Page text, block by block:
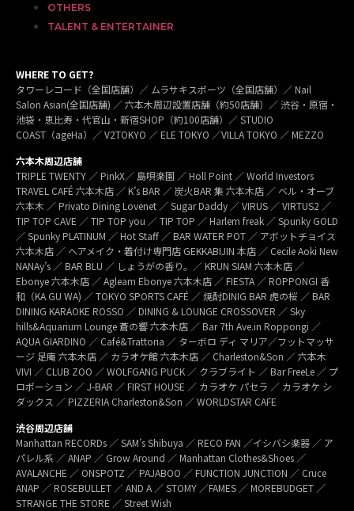
OTHERS
TALENT & ENTERTAINER
WHERE TO GET?
タワーレコード（全国店舗）／ ムラサキスポーツ（全国店舗）／ Nail
Salon Asian(全国店舗) ／ 六本木周辺設置店舗（約50店舗）／ 渋谷・原宿・
池袋・恵比寿・代官山・新宿SHOP（約100店舗）／ STUDIO
COAST（ageHa）／ V2TOKYO ／ ELE TOKYO ／VILLA TOKYO ／ MEZZO
六本木周辺店舗
TRIPLE TWENTY ／ PinkX／ 島唄楽園 ／ Holl Point ／ World Investors
TRAVEL CAFÉ 六本木店 ／ K’s BAR ／ 炭火BAR 集 六本木店 ／ ベル・オーブ
六本木 ／ Privato Dining Lovenet ／ Sugar Daddy ／ VIRUS ／ VIRTUS2 ／
TIP TOP CAVE ／ TIP TOP you ／ TIP TOP ／ Harlem freak ／ Spunky GOLD
／ Spunky PLATINUM ／ Hot Staff ／ BAR WATER POT ／ アボットチョイス
六本木店 ／ ヘアメイク・着付け専門店 GEKKABIJIN 本店 ／ Cecile Aoki New
NANAy’s ／ BAR BLU ／ しょうがの香り。／ KRUN SIAM 六本木店 ／
Ebonye 六本木店 ／ Agleam Ebonye 六本木店 ／ FIESTA ／ ROPPONGI 香
和（KA GU WA) ／ TOKYO SPORTS CAFÉ ／ 焼酎DINIG BAR 虎の桜 ／ BAR
DINING KARAOKE ROSSO ／ DINING & LOUNGE CROSSOVER ／ Sky
hills&Aquarium Lounge 蒼の響 六本木店 ／ Bar 7th Ave.in Roppongi ／
AQUA GIARDINO ／ Café&Trattoria ／ ターボロ ディ マリア／フットマッサ
ージ 足庵 六本木店 ／ カラオケ館 六本木店 ／ Charleston&Son ／ 六本木
VIVI ／ CLUB ZOO ／ WOLFGANG PUCK ／ クラブライト ／ Bar FreeLe ／ プ
ロポーション ／ J-BAR ／ FIRST HOUSE ／ カラオケ パセラ ／ カラオケ シ
ダックス ／ PIZZERIA Charleston&Son ／ WORLDSTAR CAFE
渋谷周辺店舗
Manhattan RECORDs ／ SAM’s Shibuya ／ RECO FAN ／イシバシ楽器 ／ ア
パレル系 ／ ANAP ／ Grow Around ／ Manhattan Clothes&Shoes ／
AVALANCHE ／ ONSPOTZ ／ PAJABOO ／ FUNCTION JUNCTION ／ Cruce
ANAP ／ ROSEBULLET ／ AND A ／ STOMY ／FAMES ／ MOREBUDGET ／
STRANGE THE STORE ／ Street Wish